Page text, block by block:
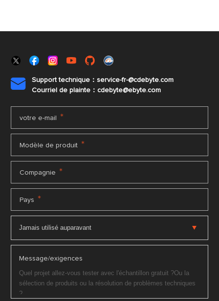

Support technique：service-fr-@cdebyte.com
Courriel de plainte：cdebyte@ebyte.com
votre e-mail *
Modèle de produit *
Compagnie *
Pays *
Message/exigences